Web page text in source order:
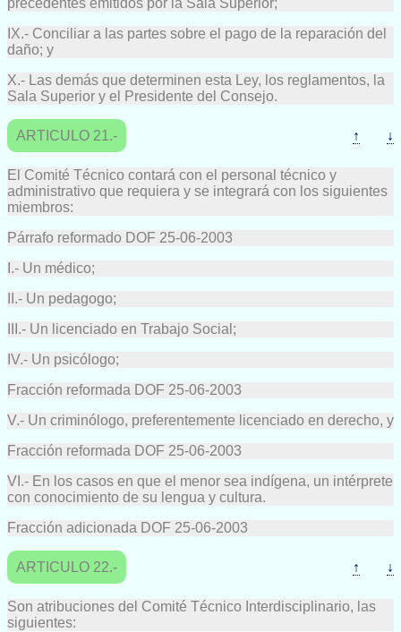
precedentes emitidos por la Sala Superior;
IX.- Conciliar a las partes sobre el pago de la reparación del
daño; y
X.- Las demás que determinen esta Ley, los reglamentos, la
Sala Superior y el Presidente del Consejo.
ARTICULO 21.- ↑ ↓
El Comité Técnico contará con el personal técnico y
administrativo que requiera y se integrará con los siguientes
miembros:
Párrafo reformado DOF 25-06-2003
I.- Un médico;
II.- Un pedagogo;
III.- Un licenciado en Trabajo Social;
IV.- Un psicólogo;
Fracción reformada DOF 25-06-2003
V.- Un criminólogo, preferentemente licenciado en derecho, y
Fracción reformada DOF 25-06-2003
VI.- En los casos en que el menor sea indígena, un intérprete
con conocimiento de su lengua y cultura.
Fracción adicionada DOF 25-06-2003
ARTICULO 22.- ↑ ↓
Son atribuciones del Comité Técnico Interdisciplinario, las
siguientes: